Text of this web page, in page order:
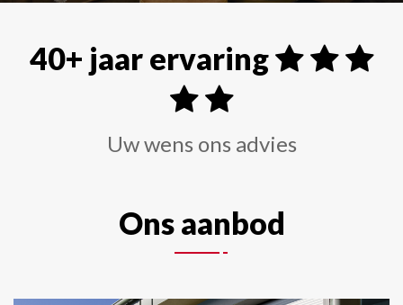
40+ jaar ervaring
Uw wens ons advies
Ons aanbod